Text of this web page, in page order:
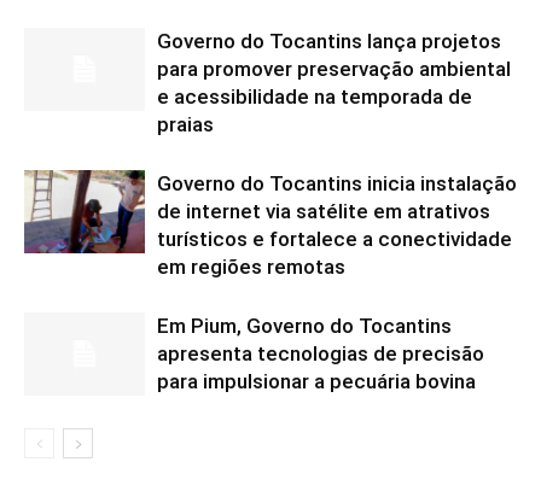
Governo do Tocantins lança projetos
para promover preservação ambiental
e acessibilidade na temporada de
praias
Governo do Tocantins inicia instalação
de internet via satélite em atrativos
turísticos e fortalece a conectividade
em regiões remotas
Em Pium, Governo do Tocantins
apresenta tecnologias de precisão
para impulsionar a pecuária bovina